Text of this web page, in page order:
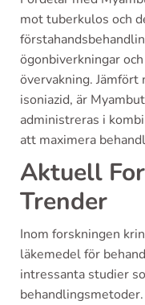
mot tuberkulos och
ögonbiverkningar
övervakning.
isoniazid, är
administreras i
att maximera
Aktuell
Trender
Inom forskningen
läkemedel för
intressanta studier